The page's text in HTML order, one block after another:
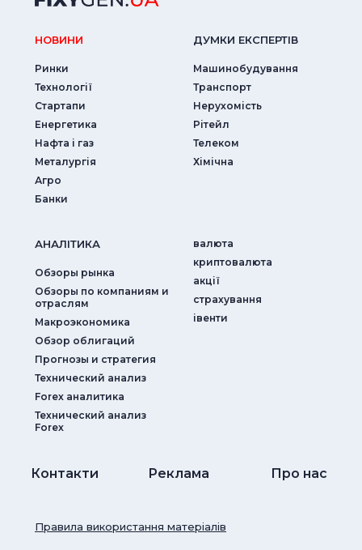
НОВИНИ
Ринки
Технології
Стартапи
Енергетика
Нафта і газ
Металургія
Агро
Банки
ДУМКИ ЕКСПЕРТIВ
Машинобудування
Транспорт
Нерухомість
Рітейл
Телеком
Хімічна
АНАЛIТИКА
Обзоры рынка
Обзоры по компаниям и
отраслям
Макроэкономика
Обзор облигаций
Прогнозы и стратегия
Технический анализ
Forex аналитика
Технический анализ
Forex
валюта
криптовалюта
акції
страхування
iвенти
Контакти Реклама Про нас
Правила використання матеріалів